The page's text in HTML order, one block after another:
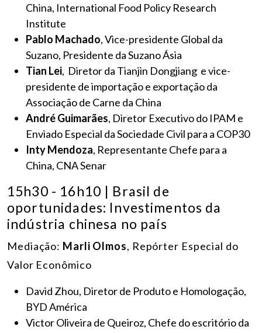
China, International Food Policy Research
Institute
Pablo Machado, Vice-presidente Global da
Suzano, Presidente da Suzano Ásia
Tian Lei, Diretor da Tianjin Dongjiang e vice-
presidente de importação e exportação da
Associação de Carne da China
André Guimarães, Diretor Executivo do IPAM e
Enviado Especial da Sociedade Civil para a COP30
Inty Mendoza, Representante Chefe para a
China, CNA Senar
15h30 - 16h10 | Brasil de
oportunidades: Investimentos da
indústria chinesa no país
Mediação: Marli Olmos, Repórter Especial do
Valor Econômico
David Zhou, Diretor de Produto e Homologação,
BYD América
Victor Oliveira de Queiroz, Chefe do escritório da